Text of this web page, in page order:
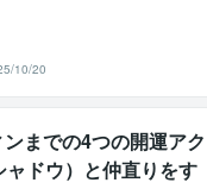
10/20
までの4つの開運アク
ドウ）と仲直りをす